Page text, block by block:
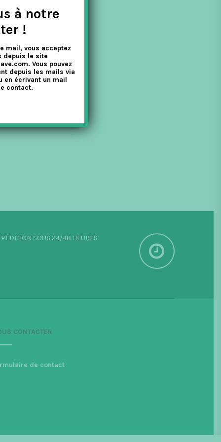
SOUS 24/48 HEURES
CONTACTER
de contact
à notre
!
mail, vous acceptez
depuis le site
Vous pouvez
depuis les mails via
en écrivant un mail
contact.